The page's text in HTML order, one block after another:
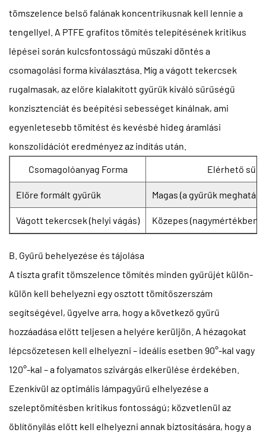
tömszelence belső falának koncentrikusnak kell lennie a
tengellyel. A PTFE grafitos tömítés telepítésének kritikus
lépései során kulcsfontosságú műszaki döntés a
csomagolási forma kiválasztása. Míg a vágott tekercsek
rugalmasak, az előre kialakított gyűrűk kiváló sűrűségű
konzisztenciát és beépítési sebességet kínálnak, ami
egyenletesebb tömítést és kevésbé hideg áramlási
konszolidációt eredményez az indítás után.
Csomagolóanyag Forma Elérhető
Előre formált gyűrűk Magas (a gyűrűk
Vágott tekercsek (helyi vágás) Közepes (nagymértékben
B. Gyűrű behelyezése és tájolása
A tiszta grafit tömszelence tömítés minden gyűrűjét külön-
külön kell behelyezni egy osztott tömítőszerszám
segítségével, ügyelve arra, hogy a következő gyűrű
hozzáadása előtt teljesen a helyére kerüljön. A hézagokat
lépcsőzetesen kell elhelyezni – ideális esetben 90°-kal vagy
120°-kal – a folyamatos szivárgás elkerülése érdekében.
Ezenkívül az optimális lámpagyűrű elhelyezése a
szeleptömítésben kritikus fontosságú; közvetlenül az
öblítőnyílás előtt kell elhelyezni annak biztosítására, hogy a